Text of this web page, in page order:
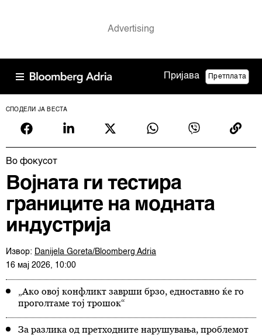
Пријава Претплата
СПОДЕЛИ ЈА ВЕСТА
Во фокусот
Војната ги тестира
границите на модната
индустрија
Извор: Danijela Goreta/Bloomberg Adria
16 мај 2026, 10:00
„Ако овој конфликт заврши брзо, едноставно ќе го
проголтаме тој трошок“
За разлика од претходните нарушувања, проблемот